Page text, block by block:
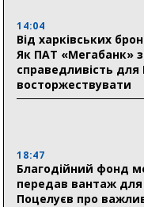
Артем Кобзар
відзнаки
18:33
Олексій Романько
стійкості Сумщини
14:04
Від харківських
Як ПАТ «Мегабанк»
справедливість
восторжествувати
18:47
Благодійний фонд
передав вантаж
Поцелуєв про